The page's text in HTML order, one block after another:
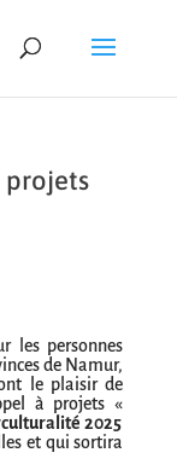
projets
l es personnes
de Namur,
le plaisir de
à projets «
2025
et qui sortira